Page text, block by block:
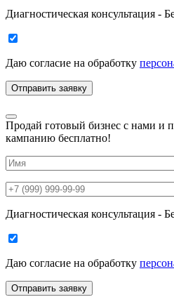
Диагностическая консультация -
Даю согласие на обработку
Продай готовый бизнес с нами и
кампанию бесплатно!
Диагностическая консультация -
Даю согласие на обработку